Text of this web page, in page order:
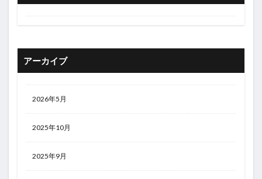
アーカイブ
2026年5月
2025年10月
2025年9月